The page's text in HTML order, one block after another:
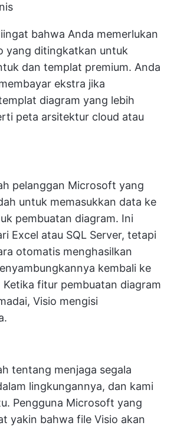
bahwa Anda memerlukan
yang ditingkatkan untuk
dan templat premium. Anda
ekstra jika
diagram yang lebih
peta arsitektur cloud atau
pelanggan Microsoft yang
untuk memasukkan data ke
pembuatan diagram. Ini
Excel atau SQL Server, tetapi
otomatis menghasilkan
kembali ke
Ketika fitur pembuatan diagram
Visio mengisi
tentang menjaga segala
lingkungannya, dan kami
Pengguna Microsoft yang
yakin bahwa file Visio akan